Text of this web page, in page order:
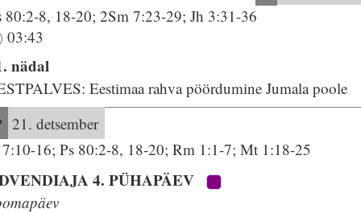
80:2-8, 18-20; 2Sm 7:23-29; Jh 3:31-36
03:43
nädal
Eestimaa rahva pöördumine Jumala poole
21. detsember
7:10-16; Ps 80:2-8, 18-20; Rm 1:1-7; Mt 1:18-25
4. PÜHAPÄEV